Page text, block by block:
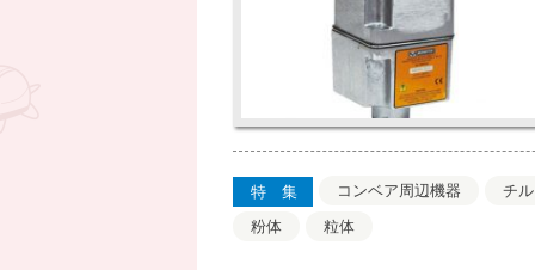
特集 コンベア周辺機器
チ
粉体
粒体